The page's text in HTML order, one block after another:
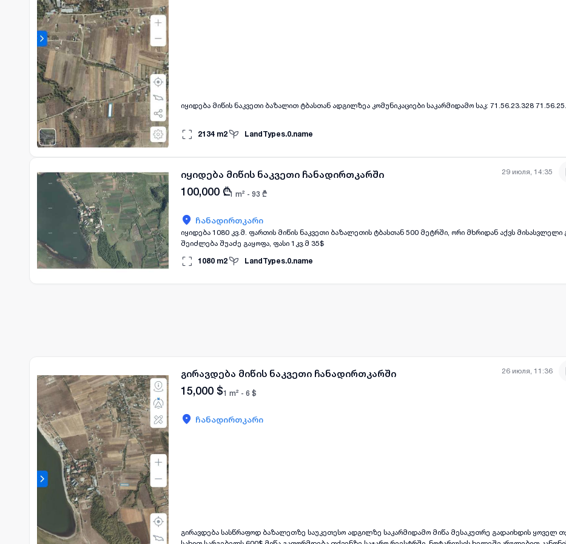
იყიდება მიწის ნაკვეთი ბაზალით ტბასთან ადგილზეა კომუნიკაციები საკარმიდამო საკ:
2134 m2 LandTypes.0.name
29 июля, 14:35
იყიდება მიწის ნაკვეთი ჩანადირთკარში
100,000 ₾1 m² - 93 ₾
ჩანადირთკარი
იყიდება 1080 კვ.მ. ფართის მიწის ნაკვეთი ბაზალეთის ტბასთან 500 მეტრში, ორი მხრიდან აქვს მისასვლელი
შეიძლება შუაძე გაყოფა, ფასი 1კვ.მ 35$
1080 m2 LandTypes.0.name
26 июля, 11:36
გირავდება მიწის ნაკვეთი ჩანადირთკარში
15,000 $1 m² - 6 $
ჩანადირთკარი
გირავდება სასწრაფოდ ბაზალეთზე საუკეთესო ადგილზე საკარმიდამო მიწა მესაკუთრე გადაიხდის ყოველ